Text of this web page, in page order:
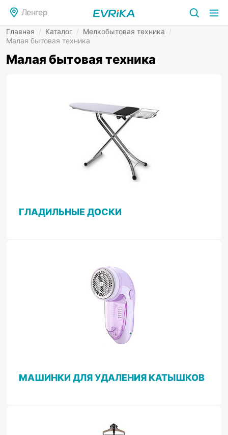
Ленгер
Главная / Каталог / Мелкобытовая техника /
Малая бытовая техника
Малая бытовая техника
ГЛАДИЛЬНЫЕ ДОСКИ
МАШИНКИ ДЛЯ УДАЛЕНИЯ КАТЫШКОВ